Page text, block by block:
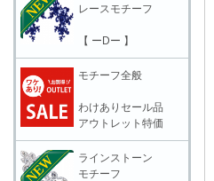
レースモチーフ
【 ーDー 】
モチーフ全般
わけありセール品
アウトレット特価
ラインストーン
モチーフ